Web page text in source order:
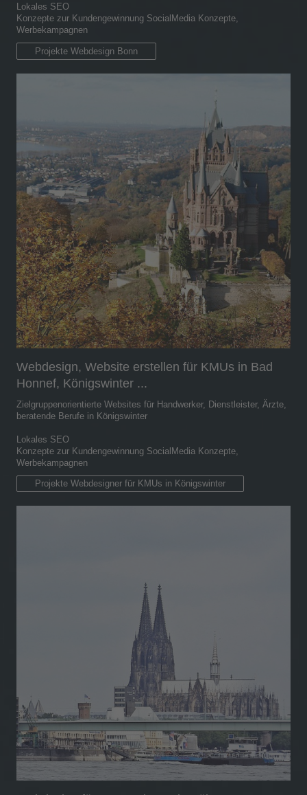
Lokales SEO
Konzepte zur Kundengewinnung SocialMedia Konzepte,
Werbekampagnen
Projekte Webdesign Bonn
Webdesign, Website erstellen für KMUs in Bad
Honnef, Königswinter ...
Zielgruppenorientierte Websites für Handwerker, Dienstleister, Ärzte,
beratende Berufe in Königswinter
Lokales SEO
Konzepte zur Kundengewinnung SocialMedia Konzepte,
Werbekampagnen
Projekte Webdesigner für KMUs in Königswinter